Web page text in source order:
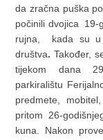
da zračna puška
počinili dvojica 19-
rujna, kada su u
društva. Također,
tijekom dana
parkiralištu
predmete,
pritom 26-
kuna. Nakon